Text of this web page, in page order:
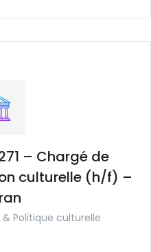
– Chargé de
culturelle (h/f) –
Politique culturelle